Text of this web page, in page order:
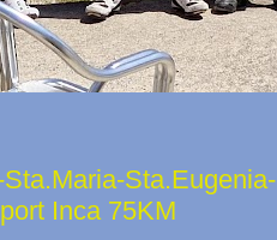
Sta.Eugenia-
Inca 75KM